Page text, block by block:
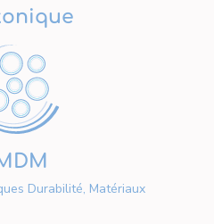
Durabilité, Matériaux